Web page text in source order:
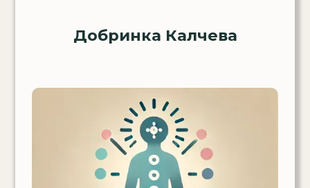
Добринка Калчева